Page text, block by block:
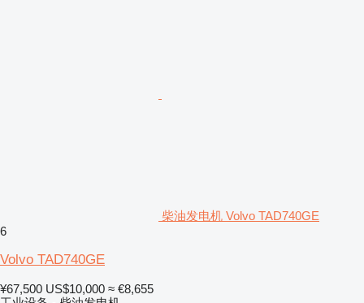
柴油发电机 Volvo TAD740GE
6
Volvo TAD740GE
¥67,500 US$10,000 ≈ €8,655